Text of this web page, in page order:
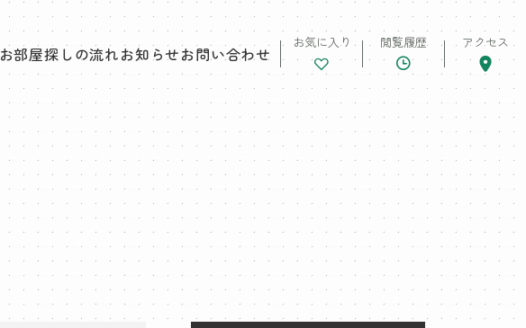
お部屋探しの流れお知らせお問い合わせ
お気に入り 閲覧履歴 アクセス